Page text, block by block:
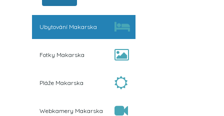
Ubytování Makarska
Fotky Makarska
Pláže Makarska
Webkamery Makarska